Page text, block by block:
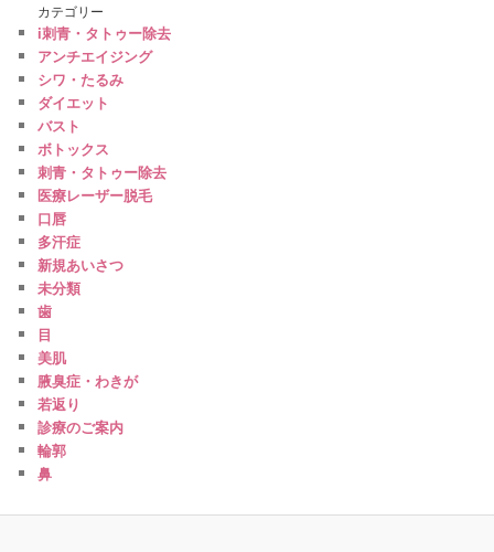
カテゴリー
i刺青・タトゥー除去
アンチエイジング
シワ・たるみ
ダイエット
バスト
ボトックス
刺青・タトゥー除去
医療レーザー脱毛
口唇
多汗症
新規あいさつ
未分類
歯
目
美肌
腋臭症・わきが
若返り
診療のご案内
輪郭
鼻